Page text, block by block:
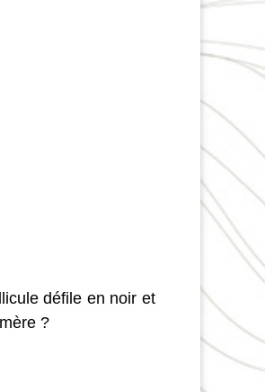
défile en noir et
?